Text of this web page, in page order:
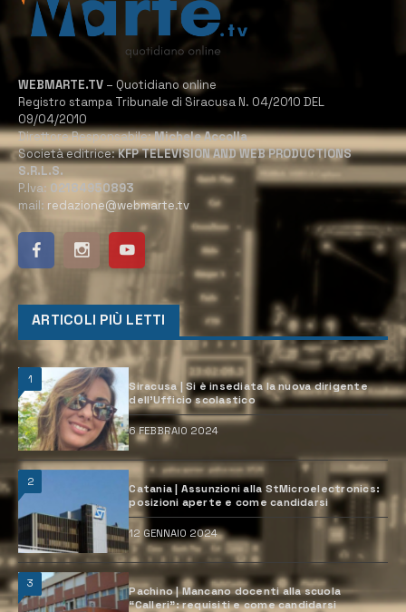
WEBMARTE.TV – Quotidiano online
Registro stampa Tribunale di Siracusa N. 04/2010 DEL
09/04/2010
Direttore Responsabile:Michele Accolla
Società editrice:KFP TELEVISION AND WEB PRODUCTIONS
S.R.L.S.
P.Iva: 02184950893
mail: redazione@webmarte.tv
ARTICOLI PIÙ LETTI
1
Siracusa | Si è insediata la nuova dirigente
dell’Ufficio scolastico
6 FEBBRAIO 2024
2
Catania | Assunzioni alla StMicroelectronics:
posizioni aperte e come candidarsi
12 GENNAIO 2024
3
Pachino | Mancano docenti alla scuola
“Calleri”: requisiti e come candidarsi